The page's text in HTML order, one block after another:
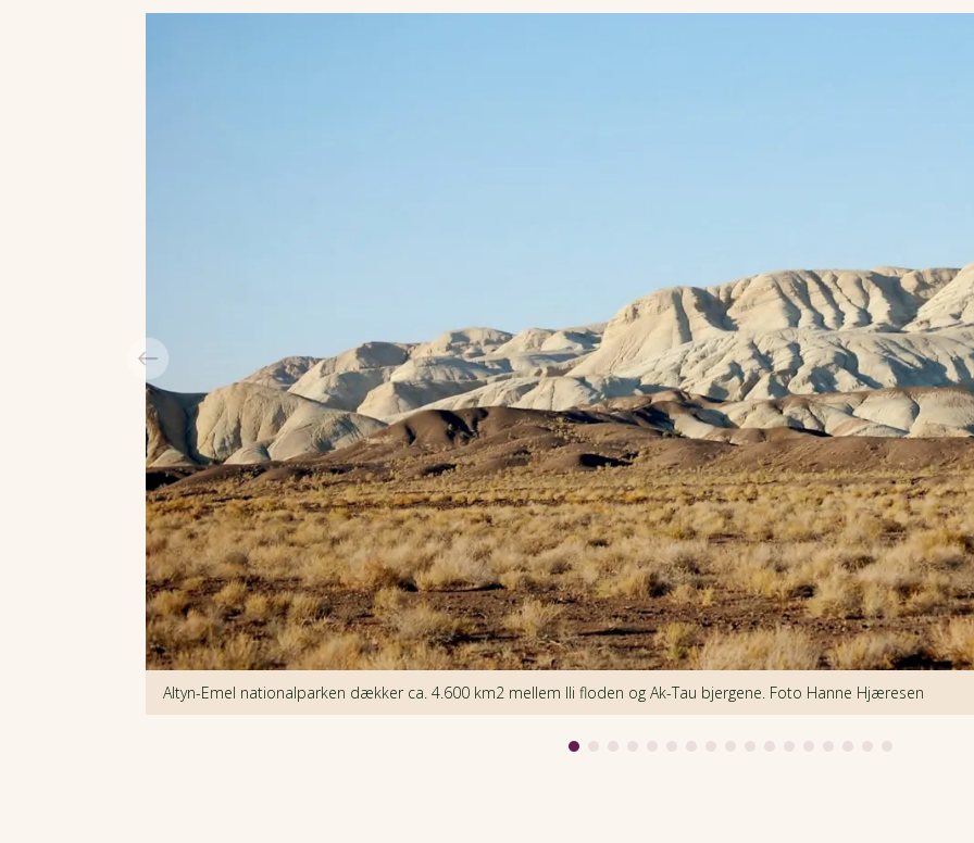
Altyn-Emel nationalparken dækker ca. 4.600 km2 mellem Ili floden og Ak-Tau bjergene. Foto Hanne Hjæresen